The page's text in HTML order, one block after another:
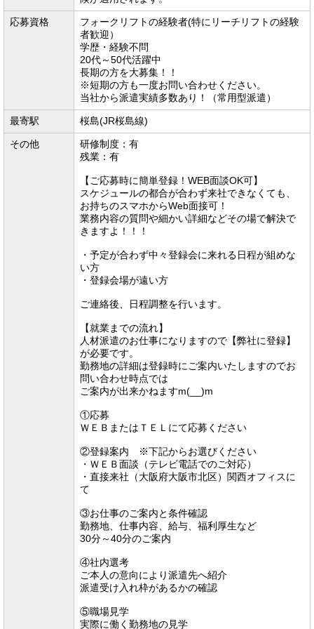
応募資格
フォークリフトの経験者(特にリーチリフトの経験
者歓迎）
学歴・経験不問
20代～50代活躍中
長期の方を大募集！！
※短期の方も一度お問い合わせください。
当社から派遣実績多数あり！（常用型派遣）
最寄駅 桜島(JR桜島線)
その他
研修制度：有
残業：有
【ご応募時に簡単登録！WEB面談OK可】
スケジュールの都合が合わず来社できなくても、
お持ちのスマホからWeb面接可！
業務内容の質問や細かい詳細などその場で解決で
きますよ！！！
・予定が合わず中々登録会に来れる日程が組めな
い方
・登録会場が遠い方
ご連絡後、日程調整を行います。
【就業までの流れ】
人材派遣のお仕事になりますので【弊社に登録】
が必要です。
勤務地の詳細は登録時にご案内いたしますのでお
問い合わせ時点では
ご案内が出来かねますm(__)m
①応募
ＷＥＢまたはＴＥＬにて応募ください
②登録案内 ※下記からお選びください
・ＷＥＢ面談（テレビ電話でのご対応）
・直接来社（大阪府大阪市北区）関西オフィスに
て
③お仕事のご案内と条件確認
勤務地、仕事内容、給与、福利厚生など
30分～40分のご案内
④社内選考
ご本人の意向により派遣先へ紹介
派遣受け入れ枠があるかの確認
⑤職場見学
実際に働く勤務地の見学